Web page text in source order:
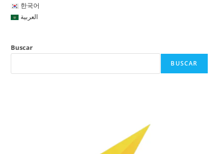
한국어
العربية
Buscar
BUSCAR